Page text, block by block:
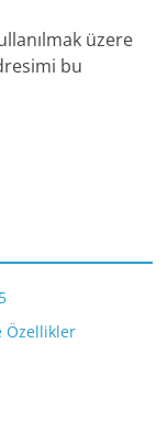
üzere
bu
Özellikler